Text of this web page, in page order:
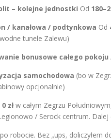
– kolejne jednostki Od
/ kanałowa / podtynkowa Od
tunele Zalewu)
bonusowe całego
samochodowa (bo w
opcjonalnie)
złw całym Zegrzu
/ Serock centrum. Dalej
po robocie. Bez „ups, doliczyłem